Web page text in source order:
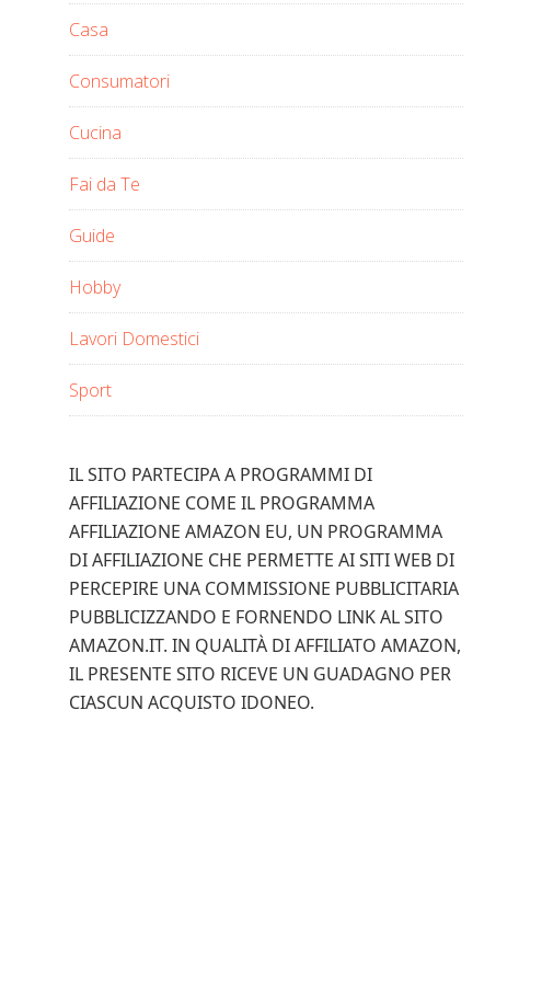
Casa
Consumatori
Cucina
Fai da Te
Guide
Hobby
Lavori Domestici
Sport
IL SITO PARTECIPA A PROGRAMMI DI
AFFILIAZIONE COME IL PROGRAMMA
AFFILIAZIONE AMAZON EU, UN PROGRAMMA
DI AFFILIAZIONE CHE PERMETTE AI SITI WEB DI
PERCEPIRE UNA COMMISSIONE PUBBLICITARIA
PUBBLICIZZANDO E FORNENDO LINK AL SITO
AMAZON.IT. IN QUALITÀ DI AFFILIATO AMAZON,
IL PRESENTE SITO RICEVE UN GUADAGNO PER
CIASCUN ACQUISTO IDONEO.